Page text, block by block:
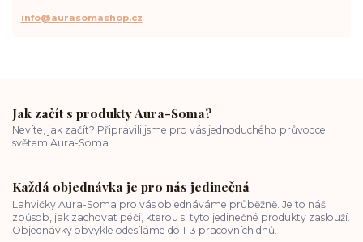
info@aurasomashop.cz
Jak začít s produkty Aura-Soma?
Nevíte, jak začít? Připravili jsme pro vás jednoduchého průvodce
světem Aura-Soma.
Každá objednávka je pro nás jedinečná
Lahvičky Aura-Soma pro vás objednáváme průběžně. Je to náš
způsob, jak zachovat péči, kterou si tyto jedinečné produkty zaslouží.
Objednávky obvykle odesíláme do 1–3 pracovních dnů.